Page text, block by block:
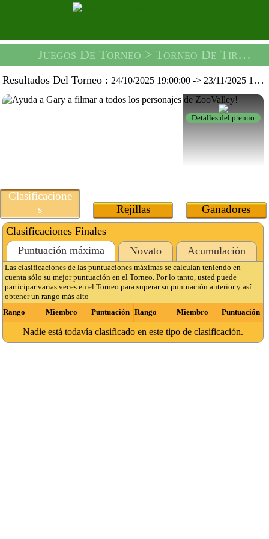
Juegos De Torneo > Torneo De Tiro Con Pelota -
Resultados Del Torneo :24/10/2025 19:00:00 -> 23/11/2025 19:59:59
Detalles del premio
Clasificacione
s
Rejillas Ganadores
Clasificaciones Finales
Puntuación máxima
Novato Acumulación
Las clasificaciones de las puntuaciones máximas se calculan teniendo en
cuenta sólo su mejor puntuación en el Torneo. Por lo tanto, usted puede
participar varias veces en el Torneo para superar su puntuación anterior y así
obtener un rango más alto
Rango
Miembro Puntuación Rango Miembro Puntuación
Nadie está todavía clasificado en este tipo de clasificación.